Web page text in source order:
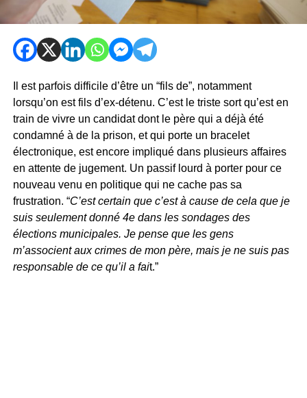
Il est parfois difficile d’être un “fils de”, notamment
lorsqu’on est fils d’ex-détenu. C’est le triste sort qu’est en
train de vivre un candidat dont le père qui a déjà été
condamné à de la prison, et qui porte un bracelet
électronique, est encore impliqué dans plusieurs affaires
en attente de jugement. Un passif lourd à porter pour ce
nouveau venu en politique qui ne cache pas sa
frustration. “C’est certain que c’est à cause de cela que je
suis seulement donné 4e dans les sondages des
élections municipales. Je pense que les gens
m’associent aux crimes de mon père, mais je ne suis pas
responsable de ce qu’il a fait.”